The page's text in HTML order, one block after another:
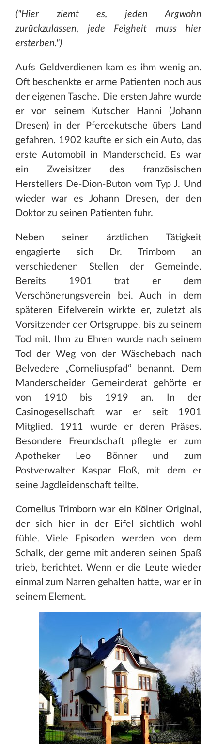
("Hier ziemt es, jeden Argwohn
zurückzulassen, jede Feigheit muss hier
ersterben.")
Aufs Geldverdienen kam es ihm wenig an.
Oft beschenkte er arme Patienten noch aus
der eigenen Tasche. Die ersten Jahre wurde
er von seinem Kutscher Hanni (Johann
Dresen) in der Pferdekutsche übers Land
gefahren. 1902 kaufte er sich ein Auto, das
erste Automobil in Manderscheid. Es war
ein Zweisitzer des französischen
Herstellers De-Dion-Buton vom Typ J. Und
wieder war es Johann Dresen, der den
Doktor zu seinen Patienten fuhr.
Neben seiner ärztlichen Tätigkeit
engagierte sich Dr. Trimborn an
verschiedenen Stellen der Gemeinde.
Bereits 1901 trat er dem
Verschönerungsverein bei. Auch in dem
späteren Eifelverein wirkte er, zuletzt als
Vorsitzender der Ortsgruppe, bis zu seinem
Tod mit. Ihm zu Ehren wurde nach seinem
Tod der Weg von der Wäschebach nach
Belvedere „Corneliuspfad“ benannt. Dem
Manderscheider Gemeinderat gehörte er
von 1910 bis 1919 an. In der
Casinogesellschaft war er seit 1901
Mitglied. 1911 wurde er deren Präses.
Besondere Freundschaft pflegte er zum
Apotheker Leo Bönner und zum
Postverwalter Kaspar Floß, mit dem er
seine Jagdleidenschaft teilte.
Cornelius Trimborn war ein Kölner Original,
der sich hier in der Eifel sichtlich wohl
fühle. Viele Episoden werden von dem
Schalk, der gerne mit anderen seinen Spaß
trieb, berichtet. Wenn er die Leute wieder
einmal zum Narren gehalten hatte, war er in
seinem Element.